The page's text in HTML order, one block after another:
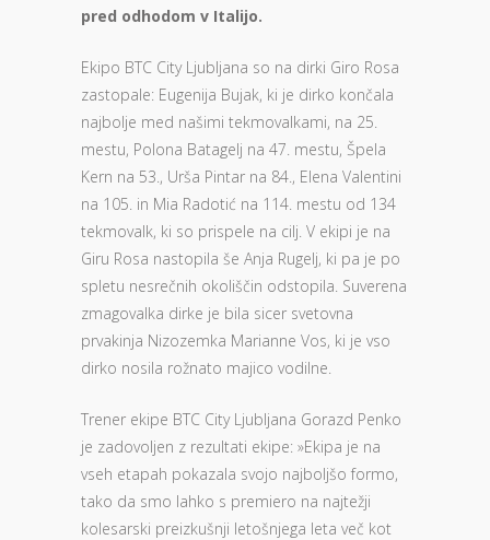
pred odhodom v Italijo.
Ekipo BTC City Ljubljana so na dirki Giro Rosa
zastopale: Eugenija Bujak, ki je dirko končala
najbolje med našimi tekmovalkami, na 25.
mestu, Polona Batagelj na 47. mestu, Špela
Kern na 53., Urša Pintar na 84., Elena Valentini
na 105. in Mia Radotić na 114. mestu od 134
tekmovalk, ki so prispele na cilj. V ekipi je na
Giru Rosa nastopila še Anja Rugelj, ki pa je po
spletu nesrečnih okoliščin odstopila. Suverena
zmagovalka dirke je bila sicer svetovna
prvakinja Nizozemka Marianne Vos, ki je vso
dirko nosila rožnato majico vodilne.
Trener ekipe BTC City Ljubljana Gorazd Penko
je zadovoljen z rezultati ekipe: »Ekipa je na
vseh etapah pokazala svojo najboljšo formo,
tako da smo lahko s premiero na najtežji
kolesarski preizkušnji letošnjega leta več kot